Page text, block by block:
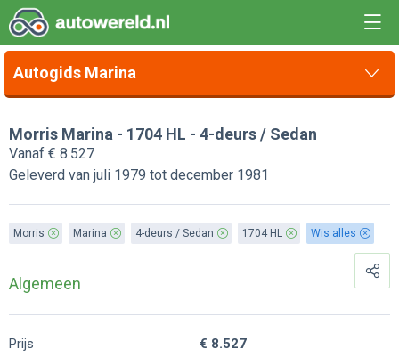
Autogids Marina
Morris Marina - 1704 HL - 4-deurs / Sedan
Vanaf € 8.527
Geleverd van juli 1979 tot december 1981
Morris Marina 4-deurs / Sedan 1704 HL Wis alles
Algemeen
Prijs
€ 8.527